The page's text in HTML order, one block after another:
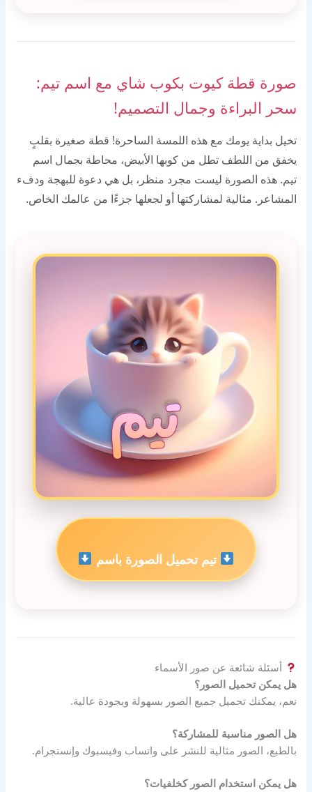
صورة قطة كيوت بكوب شاي مع اسم تيم:
سحر البراءة وجمال التصميم!
تخيل بداية يومك مع هذه اللمسة الساحرة! قطة صغيرة بقلبٍ
يخفق من اللطف تطل من كوبها الأبيض، محاطة بجمال اسم
تيم. هذه الصورة ليست مجرد منظر، بل هي دعوة للبهجة ودفء
المشاعر. مثالية لمشاركتها أو لجعلها جزءًا من عالمك الخاص.
تيم تحميل الصورة باسم
أسئلة شائعة عن صور الأسماء
هل يمكن تحميل الصور؟
نعم، يمكنك تحميل جميع الصور بسهولة وبجودة عالية.
هل الصور مناسبة للمشاركة؟
بالطبع، الصور مثالية للنشر على واتساب وفيسبوك وإنستجرام.
هل يمكن استخدام الصور كخلفيات؟